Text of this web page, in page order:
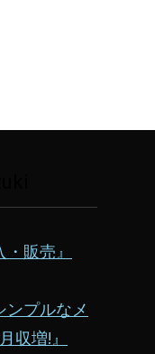
販売』
ンプルなメ
収増!』